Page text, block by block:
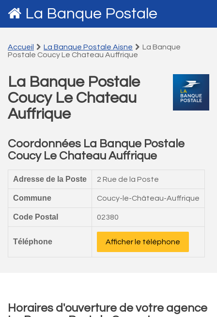
La Banque Postale
Accueil La Banque Postale Aisne
La Banque
Postale Coucy Le Chateau Auffrique
La Banque Postale
Coucy Le Chateau
Auffrique
Coordonnées La Banque Postale
Coucy Le Chateau Auffrique
Adresse de la Poste 2 Rue de la Poste
Commune Coucy-le-Château-Auffrique
Code Postal 02380
Téléphone Afficher le téléphone
Horaires d'ouverture de votre agence